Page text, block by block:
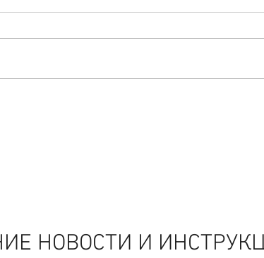
НОВОСТИ И